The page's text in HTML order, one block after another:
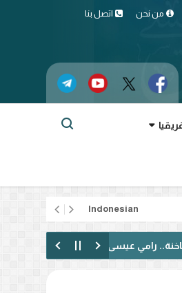
من نحن اتصل بنا
Indonesian
عيسى: دعوت إلى الحوار فقوبلت بالتكفير!